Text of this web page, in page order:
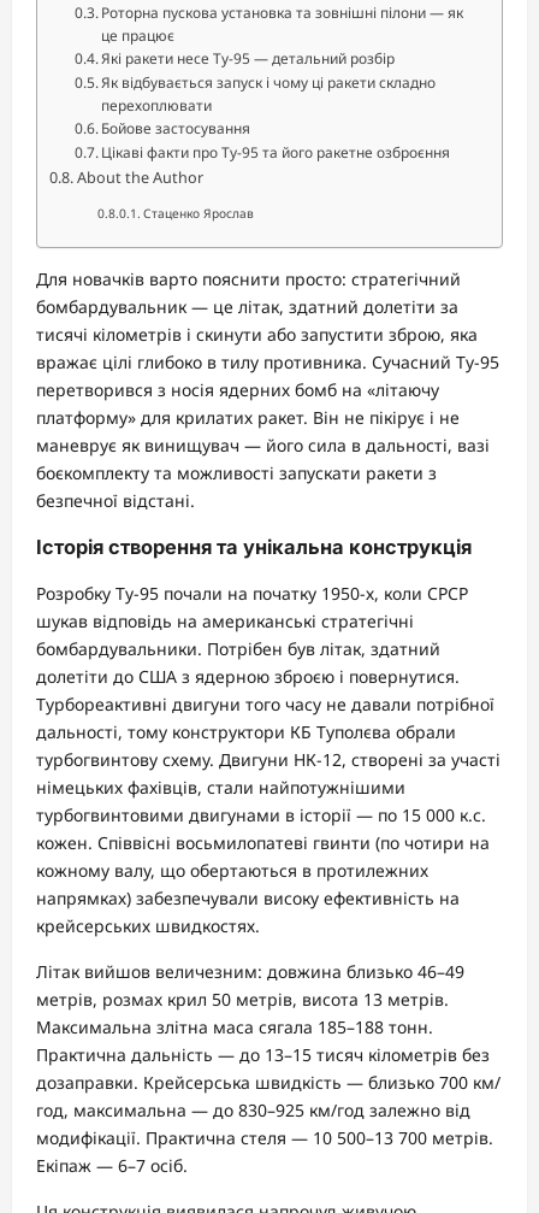
Роторна пускова установка та зовнішні пілони — як
це працює
Які ракети несе Ту-95 — детальний розбір
Як відбувається запуск і чому ці ракети складно
перехоплювати
Бойове застосування
Цікаві факти про Ту-95 та його ракетне озброєння
About the Author
Стаценко Ярослав
Для новачків варто пояснити просто: стратегічний
бомбардувальник — це літак, здатний долетіти за
тисячі кілометрів і скинути або запустити зброю, яка
вражає цілі глибоко в тилу противника. Сучасний Ту-95
перетворився з носія ядерних бомб на «літаючу
платформу» для крилатих ракет. Він не пікірує і не
маневрує як винищувач — його сила в дальності, вазі
боєкомплекту та можливості запускати ракети з
безпечної відстані.
Історія створення та унікальна конструкція
Розробку Ту-95 почали на початку 1950-х, коли СРСР
шукав відповідь на американські стратегічні
бомбардувальники. Потрібен був літак, здатний
долетіти до США з ядерною зброєю і повернутися.
Турбореактивні двигуни того часу не давали потрібної
дальності, тому конструктори КБ Туполєва обрали
турбогвинтову схему. Двигуни НК-12, створені за участі
німецьких фахівців, стали найпотужнішими
турбогвинтовими двигунами в історії — по 15 000 к.с.
кожен. Співвісні восьмилопатеві гвинти (по чотири на
кожному валу, що обертаються в протилежних
напрямках) забезпечували високу ефективність на
крейсерських швидкостях.
Літак вийшов величезним: довжина близько 46–49
метрів, розмах крил 50 метрів, висота 13 метрів.
Максимальна злітна маса сягала 185–188 тонн.
Практична дальність — до 13–15 тисяч кілометрів без
дозаправки. Крейсерська швидкість — близько 700 км/
год, максимальна — до 830–925 км/год залежно від
модифікації. Практична стеля — 10 500–13 700 метрів.
Екіпаж — 6–7 осіб.